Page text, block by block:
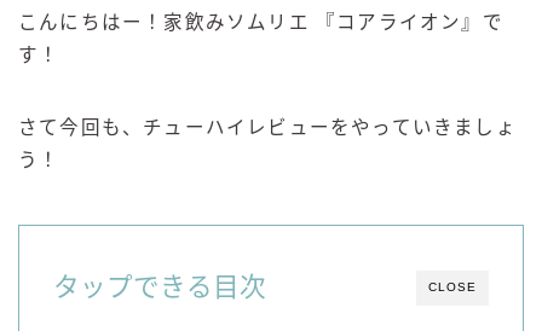
ー196℃ 瞬間凍結
こだわり酒場
BAR Pomum（バー・ポームム）
こんにちはー！家飲みソムリエ 『コアライオン』で
す！
さて今回も、チューハイレビューをやっていきましょ
う！
CLOSE
タップできる目次